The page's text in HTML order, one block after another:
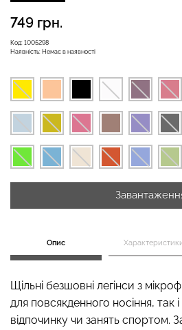
Код: 1005298
Наявність: Немає в наявності
749 грн.
Опис
Щільні безшовні легінси з
для повсякденного носіння, так
відпочинку чи занять спортом.
Безшовні легінси
551 грн.689 грн.
258